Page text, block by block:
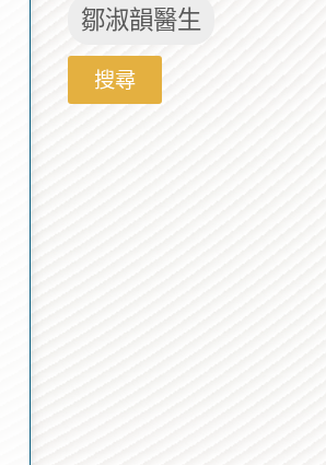
鄒淑韻醫生
搜尋